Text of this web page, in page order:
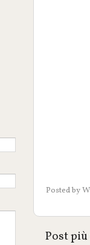
Posted by
Post più